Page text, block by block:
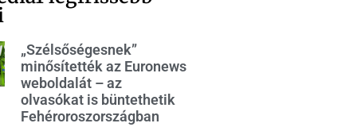
„Szélsőségesnek”
minősítették az Euronews
weboldalát – az
olvasókat is büntethetik
Fehéroroszországban